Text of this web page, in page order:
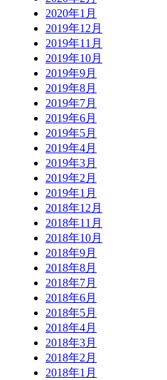
2020年1月
2019年12月
2019年11月
2019年10月
2019年9月
2019年8月
2019年7月
2019年6月
2019年5月
2019年4月
2019年3月
2019年2月
2019年1月
2018年12月
2018年11月
2018年10月
2018年9月
2018年8月
2018年7月
2018年6月
2018年5月
2018年4月
2018年3月
2018年2月
2018年1月